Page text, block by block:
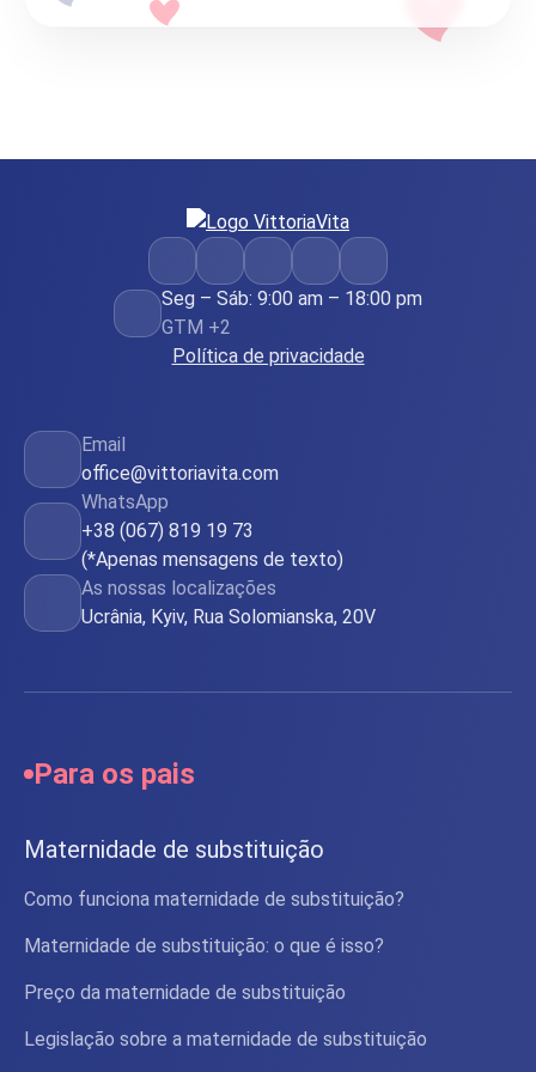
Seg – Sáb: 9:00 am – 18:00 pm
GTM +2
Política de privacidade
Email
office@vittoriavita.com
WhatsApp
+38 (067) 819 19 73
(*Apenas mensagens de texto)
As nossas localizações
Ucrânia, Kyiv, Rua Solomianska, 20V
Para os pais
Maternidade de substituição
Como funciona maternidade de substituição?
Maternidade de substituição: o que é isso?
Preço da maternidade de substituição
Legislação sobre a maternidade de substituição